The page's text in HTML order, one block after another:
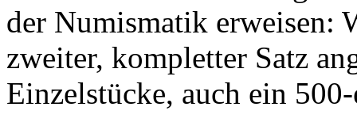
der Numismatik erweisen:
zweiter, kompletter Satz
Einzelstücke, auch ein